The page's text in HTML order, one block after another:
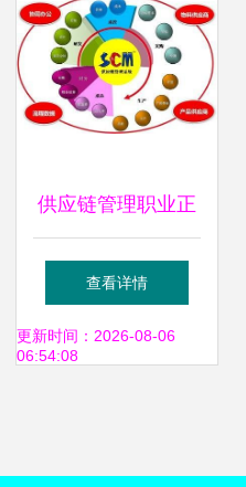
供应链管理职业正
迎来春天 供应链管
理服务的机遇与挑
查看详情
更新时间：2026-08-06
06:54:08